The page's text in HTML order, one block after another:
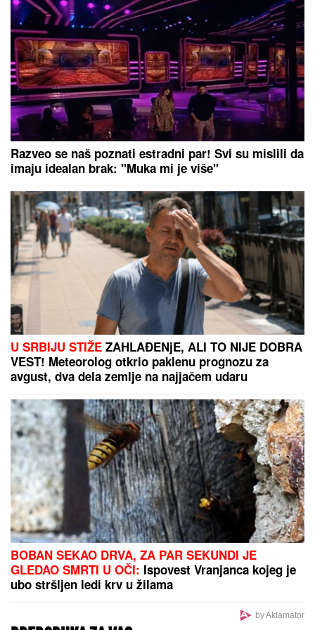
pali u zaborav
LUKSUZNA ŽURKA NA KROVU HOTELAMilica
Pavlović priredila druženje za 50 fanova, a za jednu
situaciju poručila: "Ne osuđujem, ali to nije moj stil"
(FOTO) PRVE SLIKE VERIDBE